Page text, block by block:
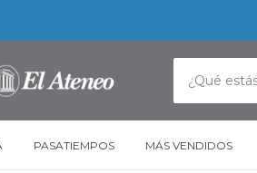
PASATIEMPOS MÁS VENDIDOS